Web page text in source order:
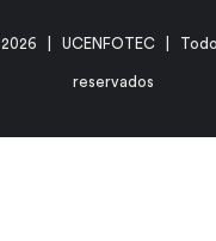
2026 | UCENFOTEC |
reservados